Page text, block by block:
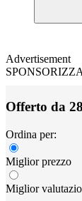
Advertisement
Offerto da
Ordina per:
Miglior prezzo
Miglior